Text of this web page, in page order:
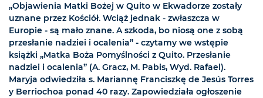
„Objawienia Matki Bożej w Quito w Ekwadorze zostały
uznane przez Kościół. Wciąż jednak - zwłaszcza w
Europie - są mało znane. A szkoda, bo niosą one z sobą
przesłanie nadziei i ocalenia” - czytamy we wstępie
książki „Matka Boża Pomyślności z Quito. Przesłanie
nadziei i ocalenia” (A. Gracz, M. Pabis, Wyd. Rafael).
Maryja odwiedziła s. Mariannę Franciszkę de Jesús Torres
y Berriochoa ponad 40 razy. Zapowiedziała ogłoszenie